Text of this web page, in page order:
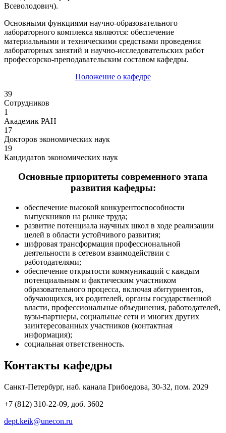
Всеволодович).
Основными функциями научно-образовательного
лабораторного комплекса являются: обеспечение
материальными и техническими средствами проведения
лабораторных занятий и научно-исследовательских работ
профессорско-преподавательским составом кафедры.
Положение о кафедре
39
Сотрудников
1
Академик РАН
17
Докторов экономических наук
19
Кандидатов экономических наук
Основные приоритеты современного этапа
развития кафедры:
обеспечение высокой конкурентоспособности
выпускников на рынке труда;
развитие потенциала научных школ в ходе реализации
целей в области устойчивого развития;
цифровая трансформация профессиональной
деятельности в сетевом взаимодействии с
работодателями;
обеспечение открытости коммуникаций с каждым
потенциальным и фактическим участником
образовательного процесса, включая абитуриентов,
обучающихся, их родителей, органы государственной
власти, профессиональные объединения, работодателей,
вузы-партнеры, социальные сети и многих других
заинтересованных участников (контактная
информация);
социальная ответственность.
Контакты кафедры
Санкт-Петербург, наб. канала Грибоедова, 30-32, пом. 2029
+7 (812) 310-22-09, доб. 3602
dept.keik@unecon.ru